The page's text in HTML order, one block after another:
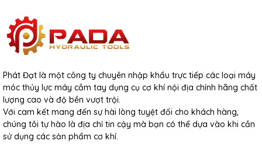
Phát Đạt là một công ty chuyên nhập khẩu trực tiếp các loại máy
móc thủy lực máy cầm tay dụng cụ cơ khí nội địa chính hãng chất
lượng cao và độ bền vượt trội.
Với cam kết mang đến sự hài lòng tuyệt đối cho khách hàng,
chúng tôi tự hào là địa chỉ tin cậy mà bạn có thể dựa vào khi cần
sử dụng các sản phẩm cơ khí.